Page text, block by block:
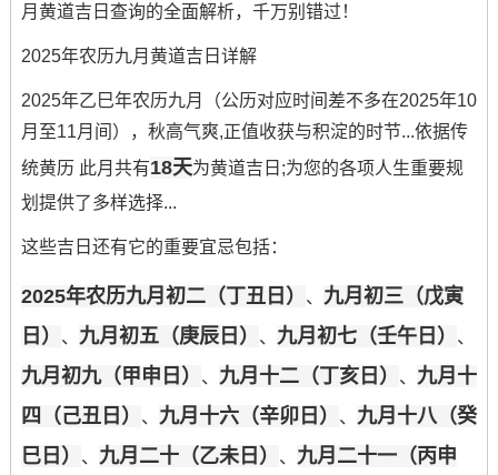
月黄道吉日查询的全面解析，千万别错过！
2025年农历九月黄道吉日详解
2025年乙巳年农历九月（公历对应时间差不多在2025年10
月至11月间），秋高气爽,正值收获与积淀的时节...依据传
统黄历 此月共有18天为黄道吉日;为您的各项人生重要规
划提供了多样选择...
这些吉日还有它的重要宜忌包括：
2025年农历九月初二（丁丑日） 、 九月初三（戊寅
日）
、 九月初五（庚辰日） 、 九月初七（壬午日） 、
九月初九（甲申日） 、 九月十二（丁亥日） 、 九月十
四（己丑日）
、 九月十六（辛卯日） 、 九月十八（癸
巳日）
、 九月二十（乙未日） 、 九月二十一（丙申